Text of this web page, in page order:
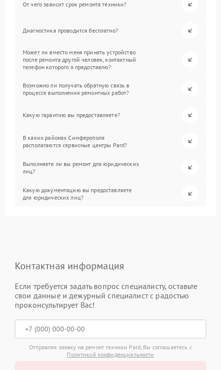
От чего зависит срок ремонта техники?
Диагностика проводится бесплатно?
Может ли вместо меня принять устройство
после ремонта другой человек, контактный
телефон которого я предоставлю?
Возможно ли получать обратную связь в
процессе выполнения ремонтных работ?
Какую гарантию вы предоставляете?
В каких районах Симферополя
располагаются сервисные центры Pard?
Выполняете ли вы ремонт для юридических
лиц?
Какую документацию вы предоставляете
для юридических лиц?
Контактная информация
Если требуется задать вопрос специалисту, оставьте
свои данные и дежурный специалист с радостью
проконсультирует Вас!
Отправляя заявку на ремонт техники Pard, Вы соглашаетесь с
Политикой конфиденциальности